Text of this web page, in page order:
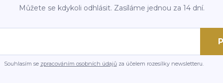
Můžete se kdykoli odhlásit. Zasíláme jednou za 14 dní.
Souhlasím se zpracováním osobních údajůza účelem rozesílky newsletteru.